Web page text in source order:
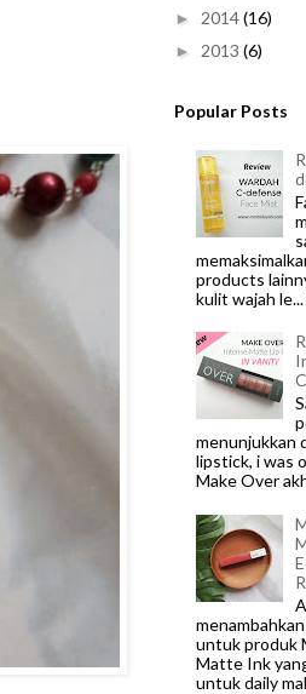
► 2014(16)
► 2013 (6)
Popular Posts
products
kulit wajah le...
menunjukkan
lipstick, i was
Make Over
untuk produk
Matte Ink
untuk daily